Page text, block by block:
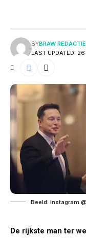
LAST UPDATED:
BYBRAW REDACTIE
Beeld: Instagram
De rijkste man ter